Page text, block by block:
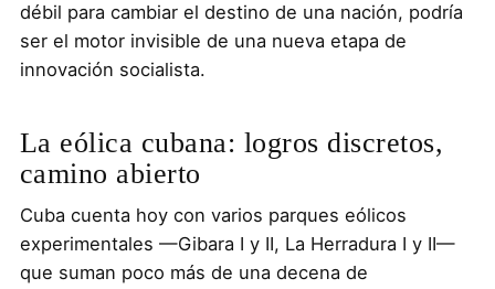
débil para cambiar el destino de una nación, podría
ser el motor invisible de una nueva etapa de
innovación socialista.
La eólica cubana: logros discretos,
camino abierto
Cuba cuenta hoy con varios parques eólicos
experimentales —Gibara I y II, La Herradura I y II—
que suman poco más de una decena de